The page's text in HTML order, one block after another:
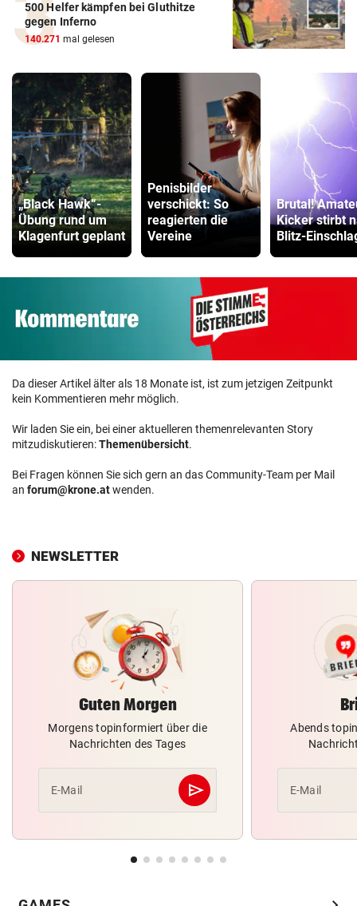
500 Helfer kämpfen bei Gluthitze
gegen Inferno
140.271 mal gelesen
„Black Hawk“-
Übung rund um
Klagenfurt geplant
Penisbilder
verschickt: So
reagierten die
Vereine
Brutal!
Kicker stirbt
Blitz-
Da dieser Artikel älter als 18 Monate ist, ist zum jetzigen Zeitpunkt
kein Kommentieren mehr möglich.
Wir laden Sie ein, bei einer aktuelleren themenrelevanten Story
mitzudiskutieren:Themenübersicht.
Bei Fragen können Sie sich gern an das Community-Team per Mail
an forum@krone.atwenden.
NEWSLETTER
Guten Morgen
Morgens topinformiert über die
Nachrichten des Tages
E-Mail send
Abschicken
Abends
E-Mail